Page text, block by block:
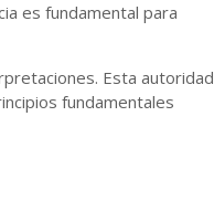
es fundamental para
Esta autoridad
fundamentales